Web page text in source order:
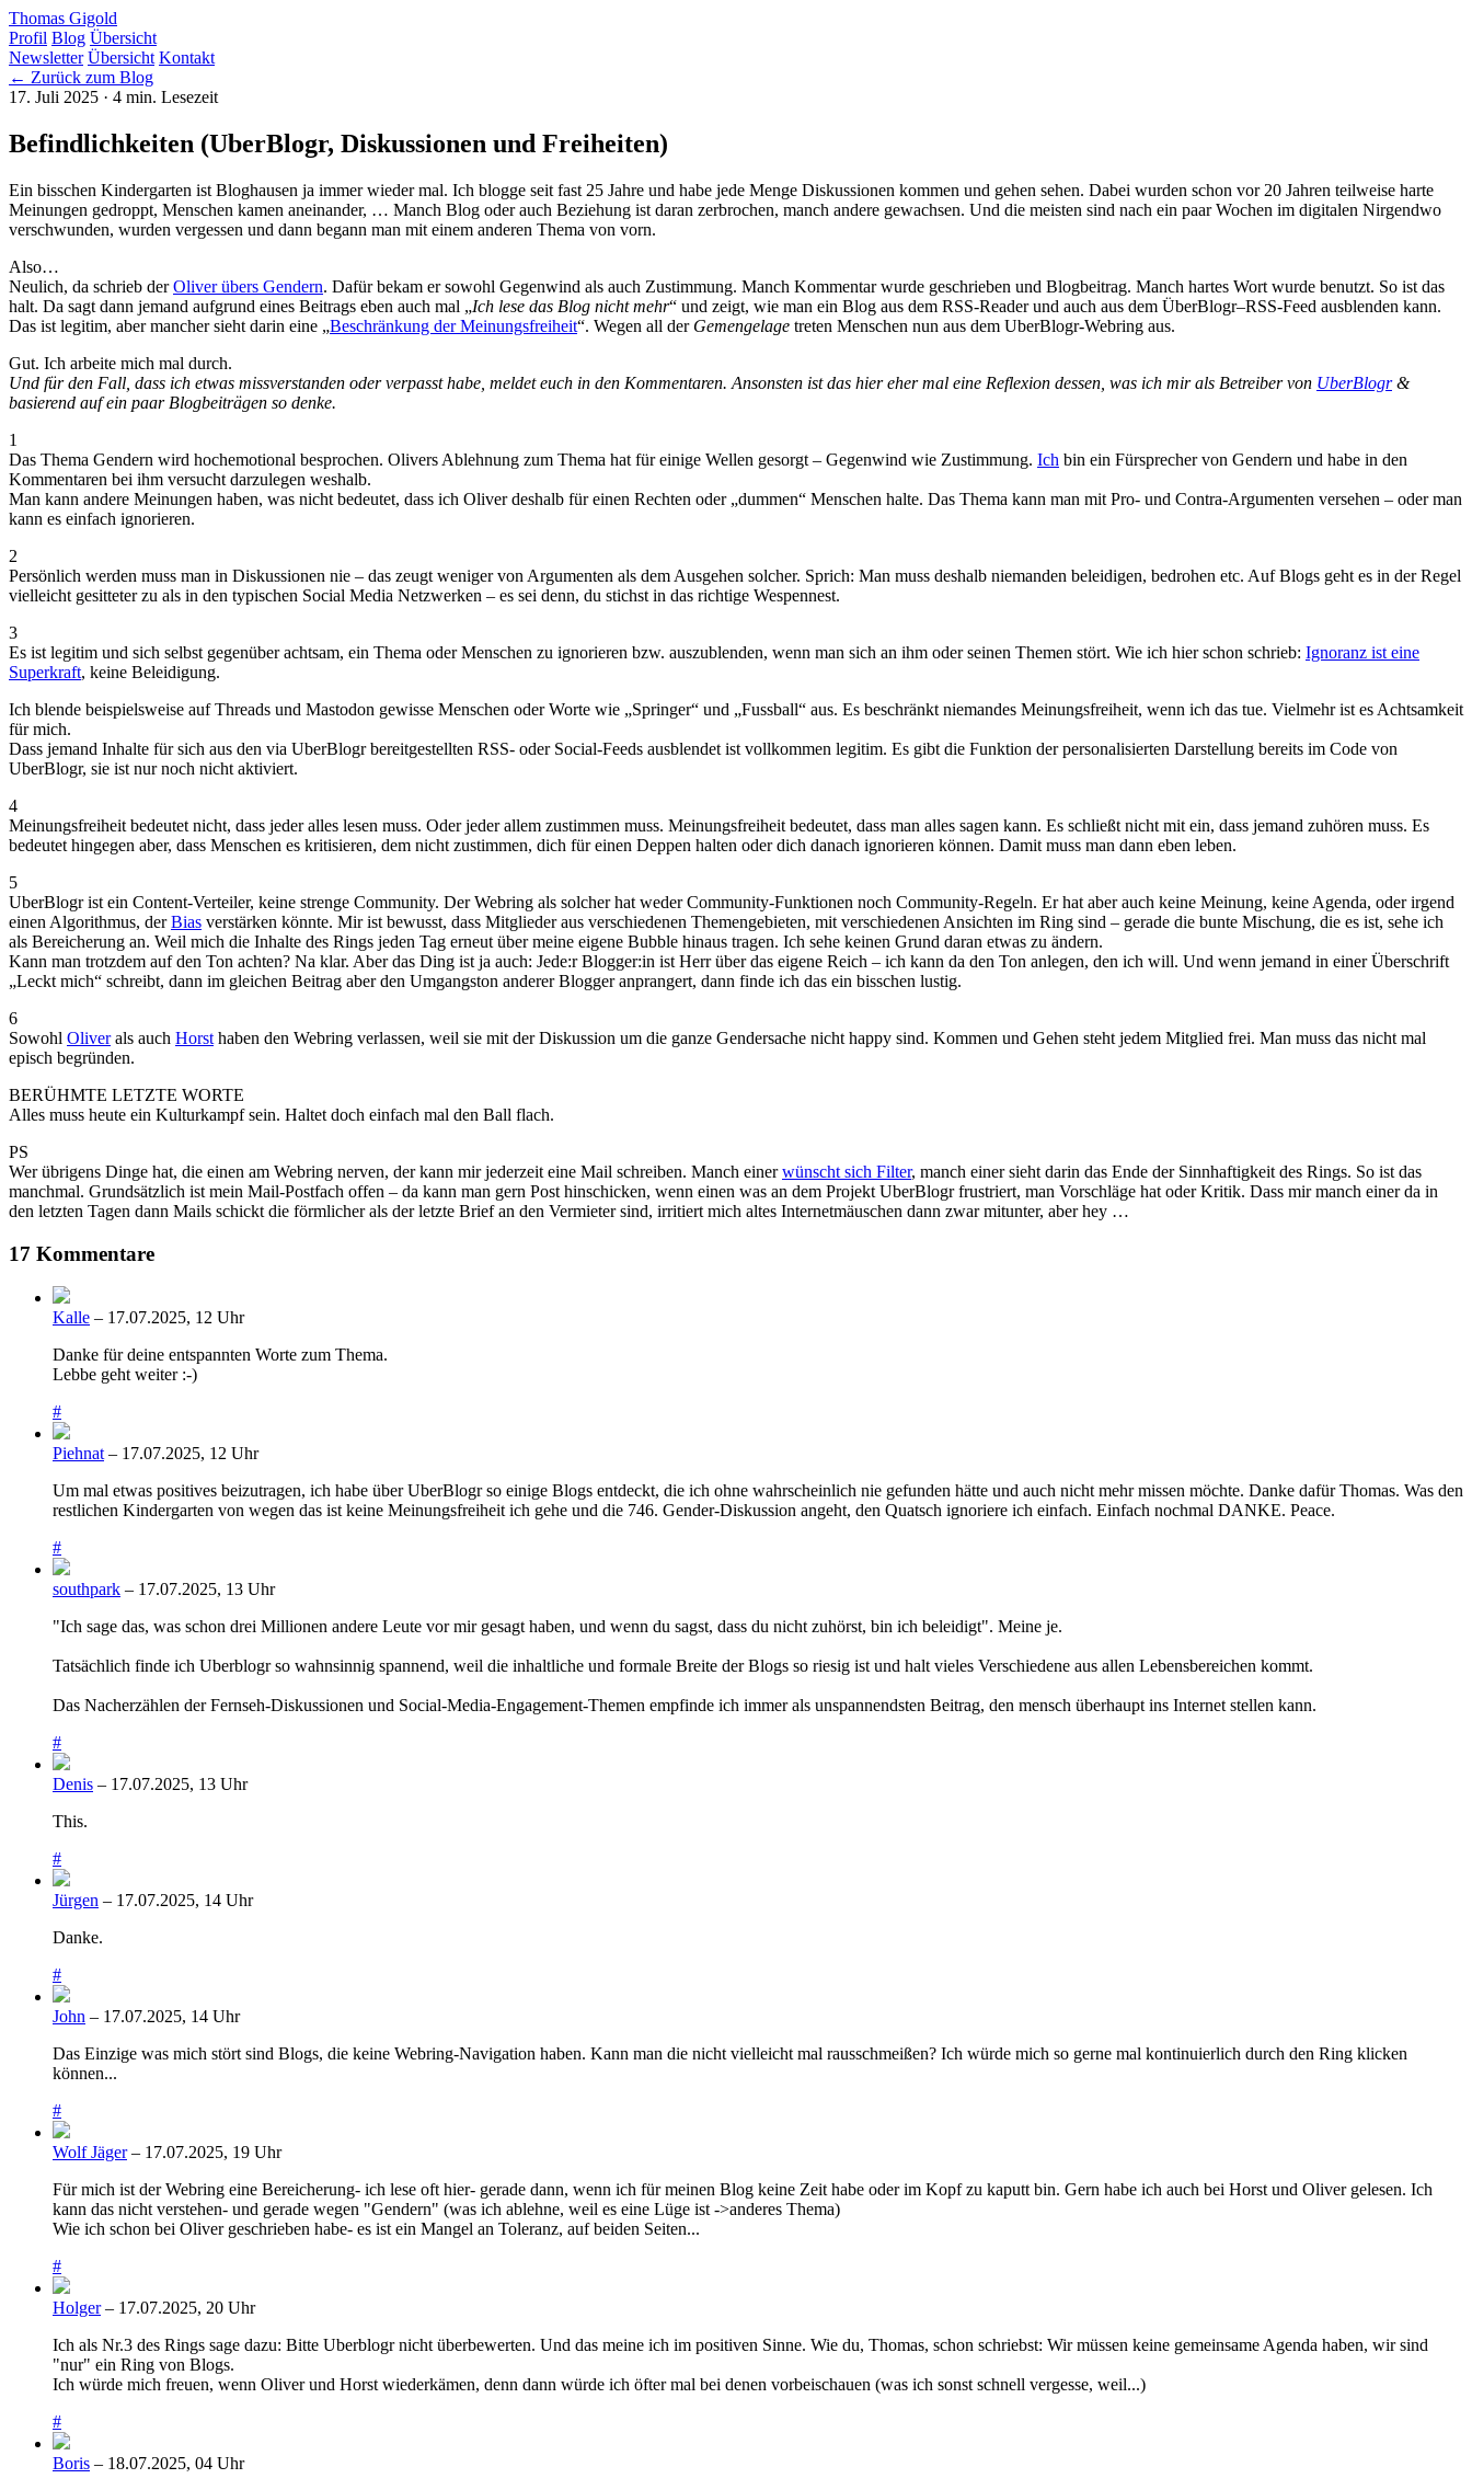
Thomas Gigold
Profil Blog Übersicht
Newsletter Übersicht Kontakt
← Zurück zum Blog
17. Juli 2025 · 4 min. Lesezeit
Befindlichkeiten (UberBlogr, Diskussionen und Freiheiten)
Ein bisschen Kindergarten ist Bloghausen ja immer wieder mal. Ich blogge seit fast 25 Jahre und habe jede Menge Diskussionen kommen und gehen sehen. Dabei wurden schon vor 20 Jahren teilweise harte
Meinungen gedroppt, Menschen kamen aneinander, … Manch Blog oder auch Beziehung ist daran zerbrochen, manch andere gewachsen. Und die meisten sind nach ein paar Wochen im digitalen Nirgendwo
verschwunden, wurden vergessen und dann begann man mit einem anderen Thema von vorn.
Also…
Neulich, da schrieb derOliver übers Gendern. Dafür bekam er sowohl Gegenwind als auch Zustimmung. Manch Kommentar wurde geschrieben und Blogbeitrag. Manch hartes Wort wurde benutzt. So ist das
halt. Da sagt dann jemand aufgrund eines Beitrags eben auch mal „Ich lese das Blog nicht mehr“ und zeigt, wie man ein Blog aus dem RSS-Reader und auch aus dem ÜberBlogr–RSS-Feed ausblenden kann.
Das ist legitim, aber mancher sieht darin eine „Beschränkung der Meinungsfreiheit“. Wegen all der Gemengelage treten Menschen nun aus dem UberBlogr-Webring aus.
Gut. Ich arbeite mich mal durch.
Und für den Fall, dass ich etwas missverstanden oder verpasst habe, meldet euch in den Kommentaren. Ansonsten ist das hier eher mal eine Reflexion dessen, was ich mir als Betreiber von UberBlogr&
basierend auf ein paar Blogbeiträgen so denke.
1
Das Thema Gendern wird hochemotional besprochen. Olivers Ablehnung zum Thema hat für einige Wellen gesorgt – Gegenwind wie Zustimmung. Ich bin ein Fürsprecher von Gendern und habe in den
Kommentaren bei ihm versucht darzulegen weshalb.
Man kann andere Meinungen haben, was nicht bedeutet, dass ich Oliver deshalb für einen Rechten oder „dummen“ Menschen halte. Das Thema kann man mit Pro- und Contra-Argumenten versehen – oder man
kann es einfach ignorieren.
2
Persönlich werden muss man in Diskussionen nie – das zeugt weniger von Argumenten als dem Ausgehen solcher. Sprich: Man muss deshalb niemanden beleidigen, bedrohen etc. Auf Blogs geht es in der Regel
vielleicht gesitteter zu als in den typischen Social Media Netzwerken – es sei denn, du stichst in das richtige Wespennest.
3
Es ist legitim und sich selbst gegenüber achtsam, ein Thema oder Menschen zu ignorieren bzw. auszublenden, wenn man sich an ihm oder seinen Themen stört. Wie ich hier schon schrieb: Ignoranz ist eine
Superkraft, keine Beleidigung.
Ich blende beispielsweise auf Threads und Mastodon gewisse Menschen oder Worte wie „Springer“ und „Fussball“ aus. Es beschränkt niemandes Meinungsfreiheit, wenn ich das tue. Vielmehr ist es Achtsamkeit
für mich.
Dass jemand Inhalte für sich aus den via UberBlogr bereitgestellten RSS- oder Social-Feeds ausblendet ist vollkommen legitim. Es gibt die Funktion der personalisierten Darstellung bereits im Code von
UberBlogr, sie ist nur noch nicht aktiviert.
4
Meinungsfreiheit bedeutet nicht, dass jeder alles lesen muss. Oder jeder allem zustimmen muss. Meinungsfreiheit bedeutet, dass man alles sagen kann. Es schließt nicht mit ein, dass jemand zuhören muss. Es
bedeutet hingegen aber, dass Menschen es kritisieren, dem nicht zustimmen, dich für einen Deppen halten oder dich danach ignorieren können. Damit muss man dann eben leben.
5
UberBlogr ist ein Content-Verteiler, keine strenge Community. Der Webring als solcher hat weder Community-Funktionen noch Community-Regeln. Er hat aber auch keine Meinung, keine Agenda, oder irgend
einen Algorithmus, derBias verstärken könnte. Mir ist bewusst, dass Mitglieder aus verschiedenen Themengebieten, mit verschiedenen Ansichten im Ring sind – gerade die bunte Mischung, die es ist, sehe ich
als Bereicherung an. Weil mich die Inhalte des Rings jeden Tag erneut über meine eigene Bubble hinaus tragen. Ich sehe keinen Grund daran etwas zu ändern.
Kann man trotzdem auf den Ton achten? Na klar. Aber das Ding ist ja auch: Jede:r Blogger:in ist Herr über das eigene Reich – ich kann da den Ton anlegen, den ich will. Und wenn jemand in einer Überschrift
„Leckt mich“ schreibt, dann im gleichen Beitrag aber den Umgangston anderer Blogger anprangert, dann finde ich das ein bisschen lustig.
6
Sowohl Oliverals auch Horst haben den Webring verlassen, weil sie mit der Diskussion um die ganze Gendersache nicht happy sind. Kommen und Gehen steht jedem Mitglied frei. Man muss das nicht mal
episch begründen.
BERÜHMTE LETZTE WORTE
Alles muss heute ein Kulturkampf sein. Haltet doch einfach mal den Ball flach.
PS
Wer übrigens Dinge hat, die einen am Webring nerven, der kann mir jederzeit eine Mail schreiben. Manch einerwünscht sich Filter, manch einer sieht darin das Ende der Sinnhaftigkeit des Rings. So ist das
manchmal. Grundsätzlich ist mein Mail-Postfach offen – da kann man gern Post hinschicken, wenn einen was an dem Projekt UberBlogr frustriert, man Vorschläge hat oder Kritik. Dass mir manch einer da in
den letzten Tagen dann Mails schickt die förmlicher als der letzte Brief an den Vermieter sind, irritiert mich altes Internetmäuschen dann zwar mitunter, aber hey …
17 Kommentare
Kalle – 17.07.2025, 12 Uhr
Danke für deine entspannten Worte zum Thema.
Lebbe geht weiter :-)
#
Piehnat – 17.07.2025, 12 Uhr
Um mal etwas positives beizutragen, ich habe über UberBlogr so einige Blogs entdeckt, die ich ohne wahrscheinlich nie gefunden hätte und auch nicht mehr missen möchte. Danke dafür Thomas. Was den
restlichen Kindergarten von wegen das ist keine Meinungsfreiheit ich gehe und die 746. Gender-Diskussion angeht, den Quatsch ignoriere ich einfach. Einfach nochmal DANKE. Peace.
#
southpark – 17.07.2025, 13 Uhr
"Ich sage das, was schon drei Millionen andere Leute vor mir gesagt haben, und wenn du sagst, dass du nicht zuhörst, bin ich beleidigt". Meine je.
Tatsächlich finde ich Uberblogr so wahnsinnig spannend, weil die inhaltliche und formale Breite der Blogs so riesig ist und halt vieles Verschiedene aus allen Lebensbereichen kommt.
Das Nacherzählen der Fernseh-Diskussionen und Social-Media-Engagement-Themen empfinde ich immer als unspannendsten Beitrag, den mensch überhaupt ins Internet stellen kann.
#
Denis – 17.07.2025, 13 Uhr
This.
#
Jürgen – 17.07.2025, 14 Uhr
Danke.
#
John – 17.07.2025, 14 Uhr
Das Einzige was mich stört sind Blogs, die keine Webring-Navigation haben. Kann man die nicht vielleicht mal rausschmeißen? Ich würde mich so gerne mal kontinuierlich durch den Ring klicken
können...
#
Wolf Jäger– 17.07.2025, 19 Uhr
Für mich ist der Webring eine Bereicherung- ich lese oft hier- gerade dann, wenn ich für meinen Blog keine Zeit habe oder im Kopf zu kaputt bin. Gern habe ich auch bei Horst und Oliver gelesen. Ich
kann das nicht verstehen- und gerade wegen "Gendern" (was ich ablehne, weil es eine Lüge ist ->anderes Thema)
Wie ich schon bei Oliver geschrieben habe- es ist ein Mangel an Toleranz, auf beiden Seiten...
#
Holger– 17.07.2025, 20 Uhr
Ich als Nr.3 des Rings sage dazu: Bitte Uberblogr nicht überbewerten. Und das meine ich im positiven Sinne. Wie du, Thomas, schon schriebst: Wir müssen keine gemeinsame Agenda haben, wir sind
"nur" ein Ring von Blogs.
Ich würde mich freuen, wenn Oliver und Horst wiederkämen, denn dann würde ich öfter mal bei denen vorbeischauen (was ich sonst schnell vergesse, weil...)
#
Boris – 18.07.2025, 04 Uhr